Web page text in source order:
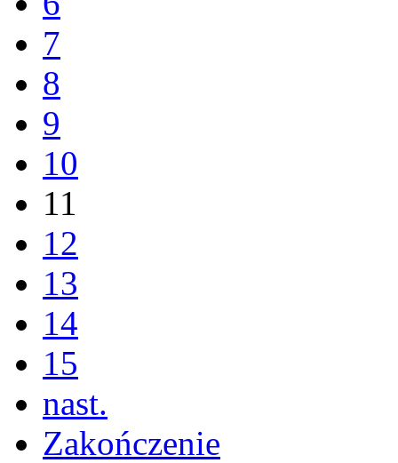
7
8
9
10
11
12
13
14
15
nast.
Zakończenie